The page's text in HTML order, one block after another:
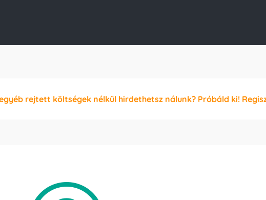
rejtett költségek nélkül hirdethetsz nálunk? Próbáld ki!